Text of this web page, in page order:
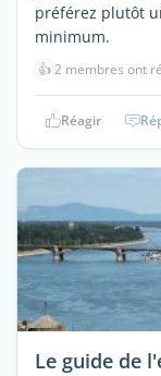
préférez plutôt
minimum.
👍2 membres ont
Réagir
Le guide de